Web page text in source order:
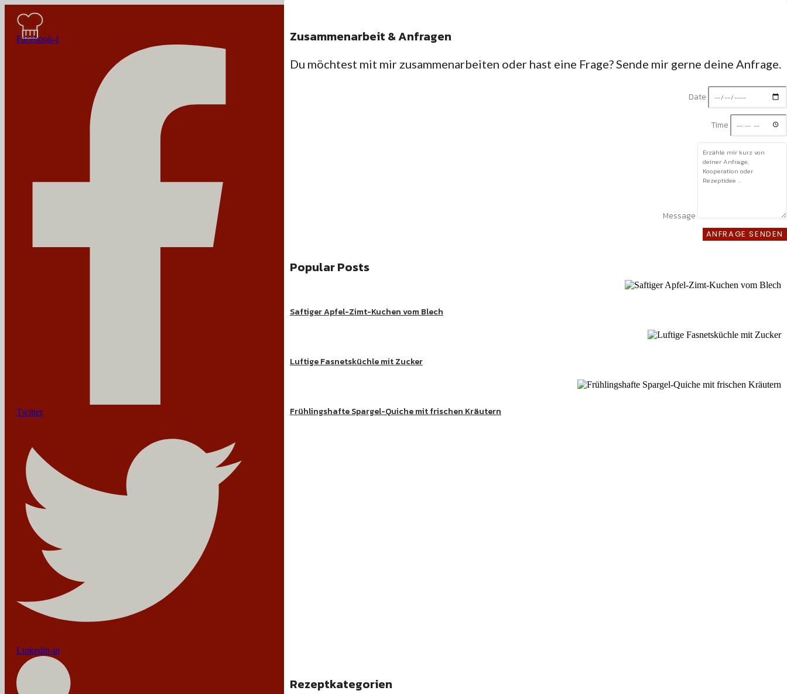
Facebook-f
Twitter
Linkedin-in
Zusammenarbeit & Anfragen
Du möchtest mit mir zusammenarbeiten oder hast eine Frage? Sende mir gerne deine Anfrage.
Date
Time
Message
ANFRAGE SENDEN
Popular Posts
Saftiger Apfel-Zimt-Kuchen vom Blech
Luftige Fasnetsküchle mit Zucker
Frühlingshafte Spargel-Quiche mit frischen Kräutern
Rezeptkategorien